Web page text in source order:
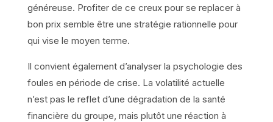
généreuse. Profiter de ce creux pour se replacer à
bon prix semble être une stratégie rationnelle pour
qui vise le moyen terme.
Il convient également d’analyser la psychologie des
foules en période de crise. La volatilité actuelle
n’est pas le reflet d’une dégradation de la santé
financière du groupe, mais plutôt une réaction à